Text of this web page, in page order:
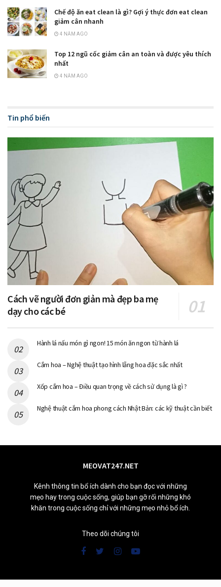
Chế độ ăn eat clean là gì? Gợi ý thực đơn eat clean
giảm cân nhanh
4 NĂM AGO
Top 12 ngũ cốc giảm cân an toàn và được yêu thích
nhất
4 NĂM AGO
Tin phổ biến
Cách vẽ người đơn giản mà đẹp ba mẹ
dạy cho các bé
Hành lá nấu món gì ngon! 15 món ăn ngon từ hành lá
Cắm hoa – Nghệ thuật tạo hình lẵng hoa đặc sắc nhất
Xốp cắm hoa – Điều quan trọng về cách sử dụng là gì ?
Nghệ thuật cắm hoa phong cách Nhật Bản: các kỹ thuật cần biết
MEOVAT247.NET
Kênh thông tin bổ ích dành cho bạn đọc với những
mẹo hay trong cuộc sống, giúp bạn gỡ rối những khó
khăn trong cuộc sống chỉ với những mẹo nhỏ bổ ích.
Theo dõi chúng tôi